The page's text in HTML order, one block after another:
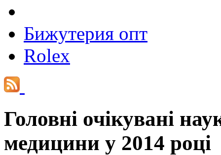
Бижутерия опт
Rolex
Головні очікувані
медицини у 2014 році